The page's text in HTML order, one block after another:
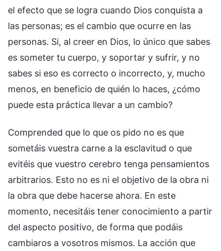
el efecto que se logra cuando Dios conquista a
las personas; es el cambio que ocurre en las
personas. Si, al creer en Dios, lo único que sabes
es someter tu cuerpo, y soportar y sufrir, y no
sabes si eso es correcto o incorrecto, y, mucho
menos, en beneficio de quién lo haces, ¿cómo
puede esta práctica llevar a un cambio?
Comprended que lo que os pido no es que
sometáis vuestra carne a la esclavitud o que
evitéis que vuestro cerebro tenga pensamientos
arbitrarios. Esto no es ni el objetivo de la obra ni
la obra que debe hacerse ahora. En este
momento, necesitáis tener conocimiento a partir
del aspecto positivo, de forma que podáis
cambiaros a vosotros mismos. La acción que